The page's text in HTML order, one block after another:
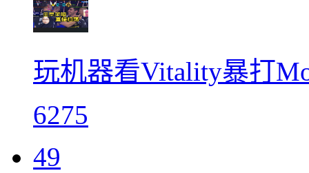
玩机器看Vitality暴打
6275
49